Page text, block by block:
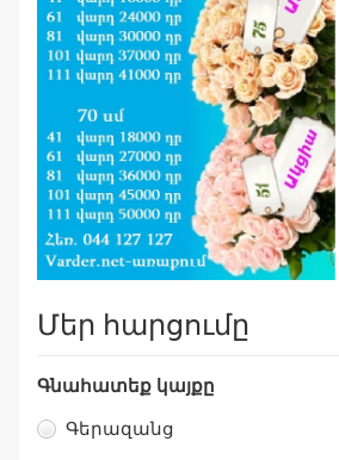
Մեր հարցումը
Գնահատեք կայքը
Գերազանց